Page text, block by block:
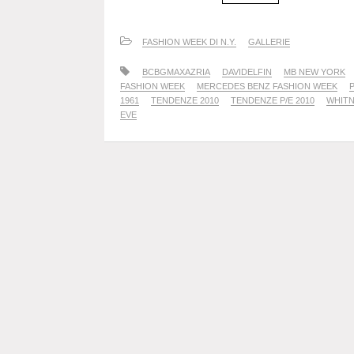
FASHION WEEK DI N.Y. GALLERIE
BCBGMAXAZRIA DAVIDELFIN
MB NEW YORK
FASHION WEEK
MERCEDES BENZ FASHION WEEK
1961
TENDENZE 2010 TENDENZE P/E 2010
EVE